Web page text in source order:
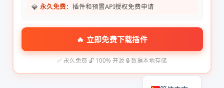
💎 永久免费：插件和预置API授权免费申请
🔥 立即免费下载插件
✅ 永久免费·🔓 100% 开源·🔒 数据本地存储